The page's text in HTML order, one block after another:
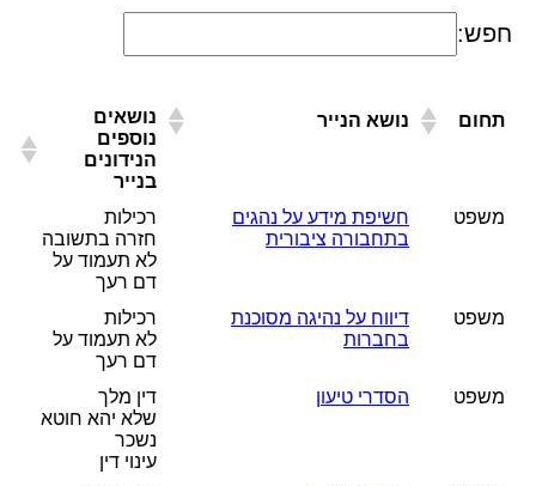
חפש:
תחום נושא הנייר
נושאים
נוספים
הנידונים
בנייר
משפט
חשיפת מידע על נהגים
בתחבורה ציבורית
רכילות
חזרה בתשובה
לא תעמוד על
דם רעך
משפט
דיווח על נהיגה מסוכנת
בחברות
רכילות
לא תעמוד על
דם רעך
משפט
הסדרי טיעון
דין מלך
שלא יהא חוטא
נשכר
עינוי דין